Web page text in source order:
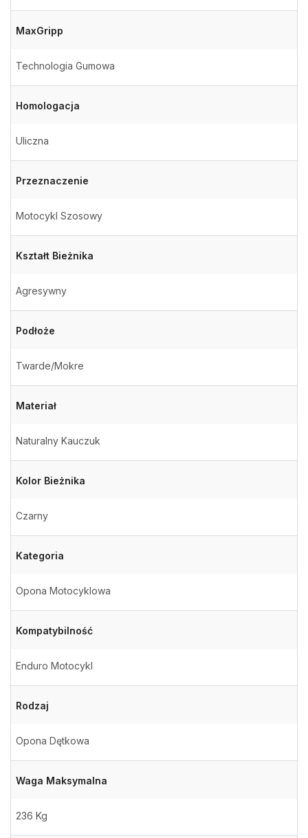
MaxGripp
Technologia Gumowa
Homologacja
Uliczna
Przeznaczenie
Motocykl Szosowy
Kształt Bieżnika
Agresywny
Podłoże
Twarde/Mokre
Materiał
Naturalny Kauczuk
Kolor Bieżnika
Czarny
Kategoria
Opona Motocyklowa
Kompatybilność
Enduro Motocykl
Rodzaj
Opona Dętkowa
Waga Maksymalna
236 Kg